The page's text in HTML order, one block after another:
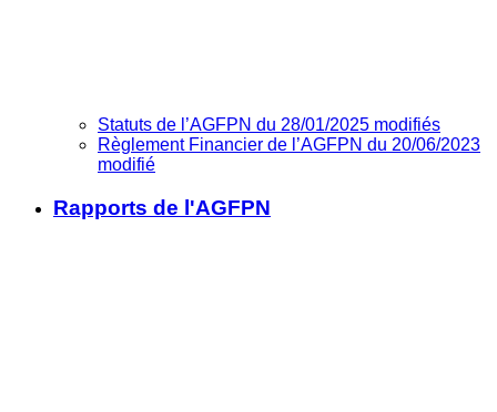
Statuts de l’AGFPN du 28/01/2025 modifiés
Règlement Financier de l’AGFPN du 20/06/2023
modifié
Rapports de l'AGFPN